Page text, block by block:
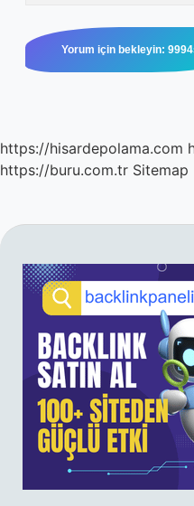
https://hisardepolama.com
https://buru.com.tr Sitemap
SIDEBAR